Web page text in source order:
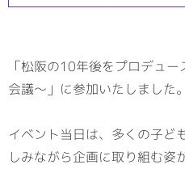
「松阪の10年後をプロデュ
会議～」に参加いたしました。
イベント当日は、多くの子ど
しみながら企画に取り組む姿